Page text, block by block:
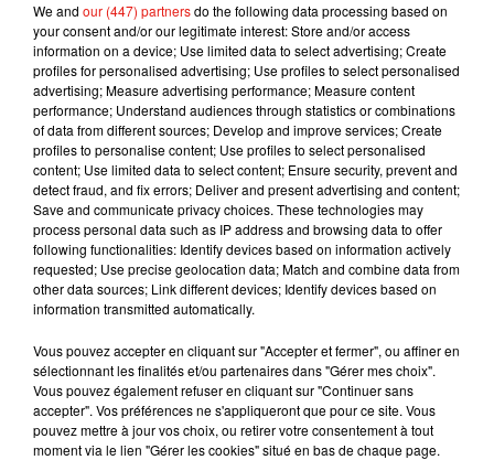
La ministre a également sollicité le ministère de la Santé
"afin de comprendre de quelle manière la chaîne de
contaminations s'est constituée" au sein du XV de France.
L'enquête devra être remise sous huit jours.
(Avec AFP)
Musique
5 août 2026
Benny Blanco invite Selena Gomez et
Becky G sur son nouveau single
We and our (447) partnersdo the following data processing based on
your consent and/or our legitimate interest: Store and/or access
information on a device; Use limited data to select advertising; Create
profiles for personalised advertising; Use profiles to select personalised
advertising; Measure advertising performance; Measure content
performance; Understand audiences through statistics or combinations
of data from different sources; Develop and improve services; Create
profiles to personalise content; Use profiles to select personalised
content; Use limited data to select content; Ensure security, prevent and
detect fraud, and fix errors; Deliver and present advertising and content;
Save and communicate privacy choices. These technologies may
process personal data such as IP address and browsing data to offer
following functionalities: Identify devices based on information actively
requested; Use precise geolocation data; Match and combine data from
other data sources; Link different devices; Identify devices based on
information transmitted automatically.
Vous pouvez accepter en cliquant sur "Accepter et fermer", ou affiner en
sélectionnant les finalités et/ou partenaires dans "Gérer mes choix".
Vous pouvez également refuser en cliquant sur "Continuer sans
accepter". Vos préférences ne s'appliqueront que pour ce site. Vous
pouvez mettre à jour vos choix, ou retirer votre consentement à tout
moment via le lien "Gérer les cookies" situé en bas de chaque page.